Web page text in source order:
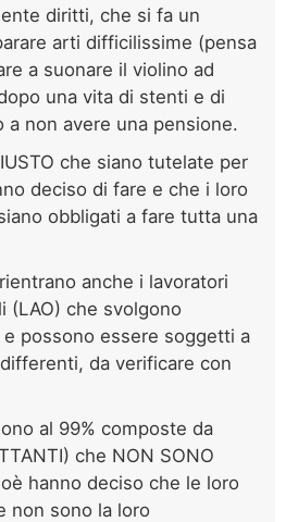
diritti, che si fa un
arti difficilissime (pensa
a suonare il violino ad
una vita di stenti e di
a non avere una pensione.
che siano tutelate per
deciso di fare e che i loro
siano obbligati a fare tutta una
anche i lavoratori
(LAO) che svolgono
possono essere soggetti a
da verificare con
al 99% composte da
che NON SONO
hanno deciso che le loro
non sono la loro